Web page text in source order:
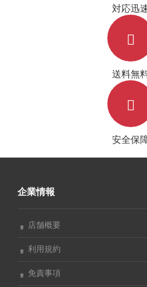
対応迅
送料無
安全保
企業情報
店舗概要
利用規約
免責事項